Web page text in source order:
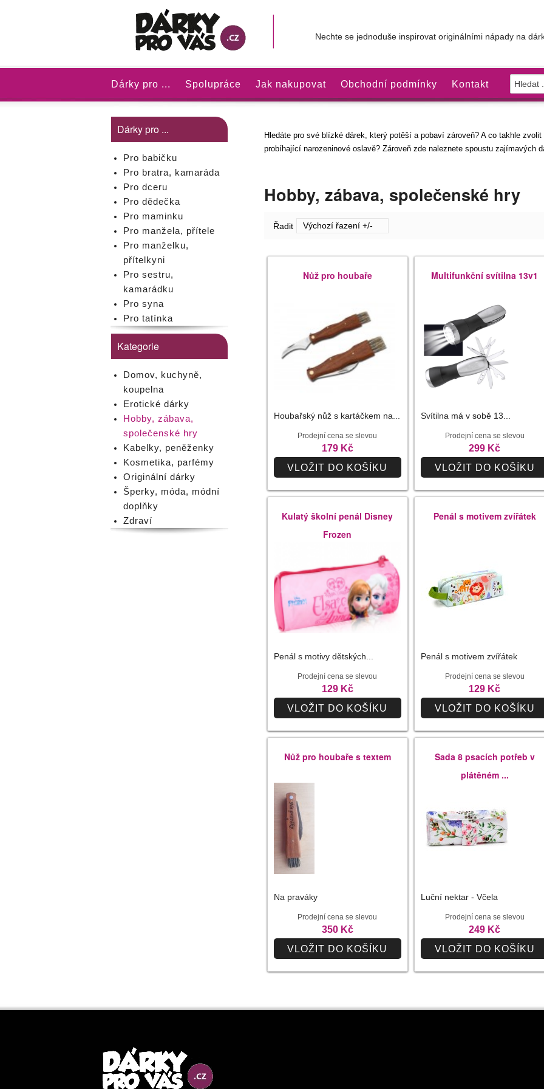
Nechte se jednoduše inspirovat originálními nápady na
Dárky pro ... Spolupráce Jak nakupovat Obchodní podmínky Kontakt
Dárky pro ...
Pro babičku
Pro bratra, kamaráda
Pro dceru
Pro dědečka
Pro maminku
Pro manžela, přítele
Pro manželku,
přítelkyni
Pro sestru,
kamarádku
Pro syna
Pro tatínka
Kategorie
Domov, kuchyně,
koupelna
Erotické dárky
Hobby, zábava,
společenské hry
Kabelky, peněženky
Kosmetika, parfémy
Originální dárky
Šperky, móda, módní
doplňky
Zdraví
Hledáte pro své blízké dárek, který potěší a pobaví zároveň? A co takhle
probíhající narozeninové oslavě? Zároveň zde naleznete spoustu zajímavých
Hobby, zábava, společenské hry
Řadit Výchozí řazení +/-
Nůž pro houbaře
Houbařský nůž s kartáčkem na...
Prodejní cena se slevou
179 Kč
VLOŽIT DO KOŠÍKU
Multifunkční svítilna 13v1
Svítilna má v sobě 13...
Prodejní cena se slevou
299 Kč
VLOŽIT DO KOŠÍKU
Kulatý školní penál Disney
Frozen
Penál s motivy dětských...
Prodejní cena se slevou
129 Kč
VLOŽIT DO KOŠÍKU
Penál s motivem zvířátek
Penál s motivem zvířátek
Prodejní cena se slevou
129 Kč
VLOŽIT DO KOŠÍKU
Nůž pro houbaře s textem
Na praváky
Prodejní cena se slevou
350 Kč
VLOŽIT DO KOŠÍKU
Sada 8 psacích potřeb v
plátěném ...
Luční nektar - Včela
Prodejní cena se slevou
249 Kč
VLOŽIT DO KOŠÍKU